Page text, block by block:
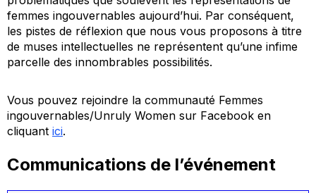
femmes ingouvernables aujourd’hui. Par conséquent,
les pistes de réflexion que nous vous proposons à titre
de muses intellectuelles ne représentent qu’une infime
parcelle des innombrables possibilités.
Vous pouvez rejoindre la communauté Femmes
ingouvernables/Unruly Women sur Facebook en
cliquant ici.
Communications de l’événement